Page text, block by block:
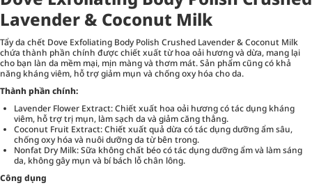
Lavender & Coconut Milk
Tẩy da chết Dove Exfoliating Body Polish Crushed Lavender & Coconut Milk
chứa thành phần chính được chiết xuất từ hoa oải hương và dừa, mang lại
cho bạn làn da mềm mại, mịn màng và thơm mát. Sản phẩm cũng có khả
năng kháng viêm, hỗ trợ giảm mụn và chống oxy hóa cho da.
Thành phần chính:
Lavender Flower Extract: Chiết xuất hoa oải hương có tác dụng kháng
viêm, hỗ trợ trị mụn, làm sạch da và giảm căng thẳng.
Coconut Fruit Extract: Chiết xuất quả dừa có tác dụng dưỡng ẩm sâu,
chống oxy hóa và nuôi dưỡng da từ bên trong.
Nonfat Dry Milk: Sữa không chất béo có tác dụng dưỡng ẩm và làm sáng
da, không gây mụn và bí bách lỗ chân lông.
Công dụng